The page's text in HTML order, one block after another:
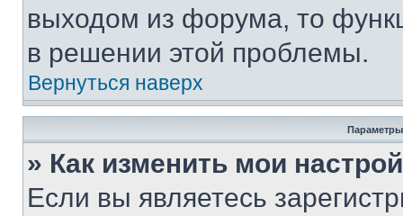
выходом из форума, то
в решении этой проблемы.
Вернуться наверх
Параметры
» Как изменить мои
Если вы являетесь